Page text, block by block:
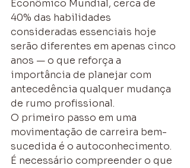
Econômico Mundial, cerca de
40% das habilidades
consideradas essenciais hoje
serão diferentes em apenas cinco
anos — o que reforça a
importância de planejar com
antecedência qualquer mudança
de rumo profissional.
O primeiro passo em uma
movimentação de carreira bem-
sucedida é o autoconhecimento.
É necessário compreender o que